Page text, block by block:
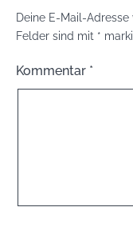
Deine E-Mail-
Felder sind mit *
Kommentar *